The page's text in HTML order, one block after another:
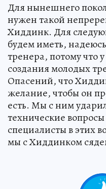
Для нынешнего
нужен такой
Хиддинк. Для
будем иметь,
тренера, потому что
создания молодых
Опасений, что
желание, чтобы он
есть. Мы с ним
технические
специалисты в этих
мы с Хиддинком